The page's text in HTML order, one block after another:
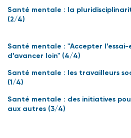
Santé mentale : la
(2/4)
Santé mentale : "Accepter
d’avancer loin" (4/4)
Santé mentale : les travailleurs
(1/4)
Santé mentale : des initiatives
aux autres (3/4)